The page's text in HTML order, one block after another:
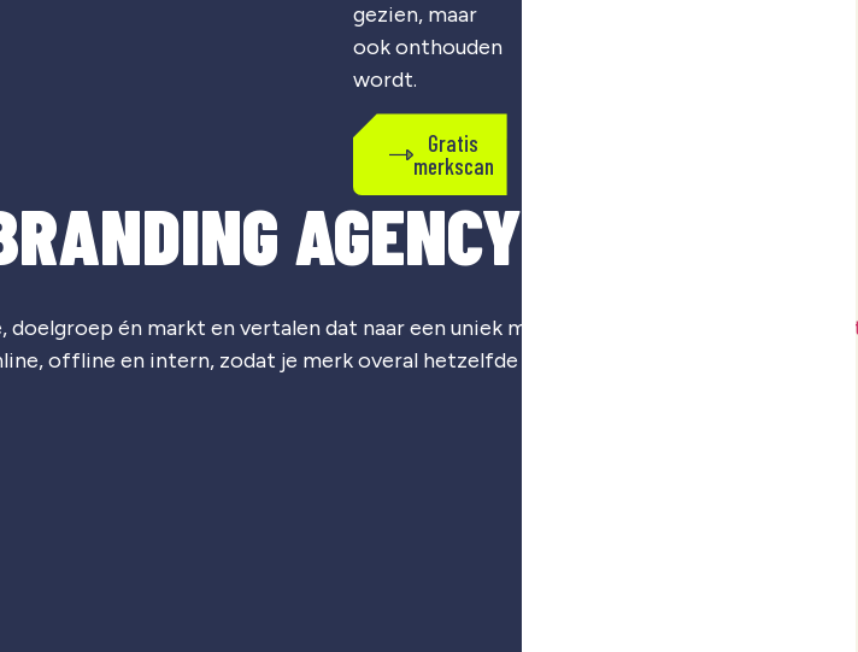
AGENCY?
én markt en vertalen dat naar een uniek merk: je
visuele
offline en intern, zodat je merk overal hetzelfde voelt.
gezien, maar
ook onthouden
wordt.
Gratis
merkscan